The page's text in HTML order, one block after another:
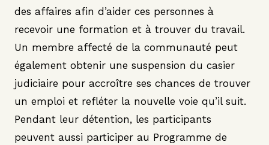
des affaires afin d’aider ces personnes à
recevoir une formation et à trouver du travail.
Un membre affecté de la communauté peut
également obtenir une suspension du casier
judiciaire pour accroître ses chances de trouver
un emploi et refléter la nouvelle voie qu’il suit.
Pendant leur détention, les participants
peuvent aussi participer au Programme de